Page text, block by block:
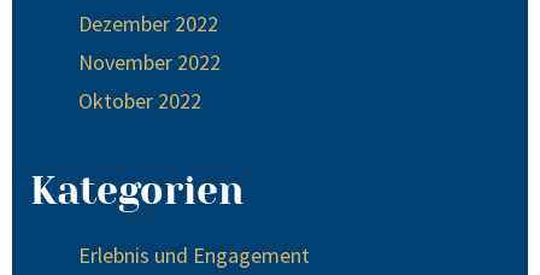
Dezember 2022
November 2022
Oktober 2022
Kategorien
Erlebnis und Engagement